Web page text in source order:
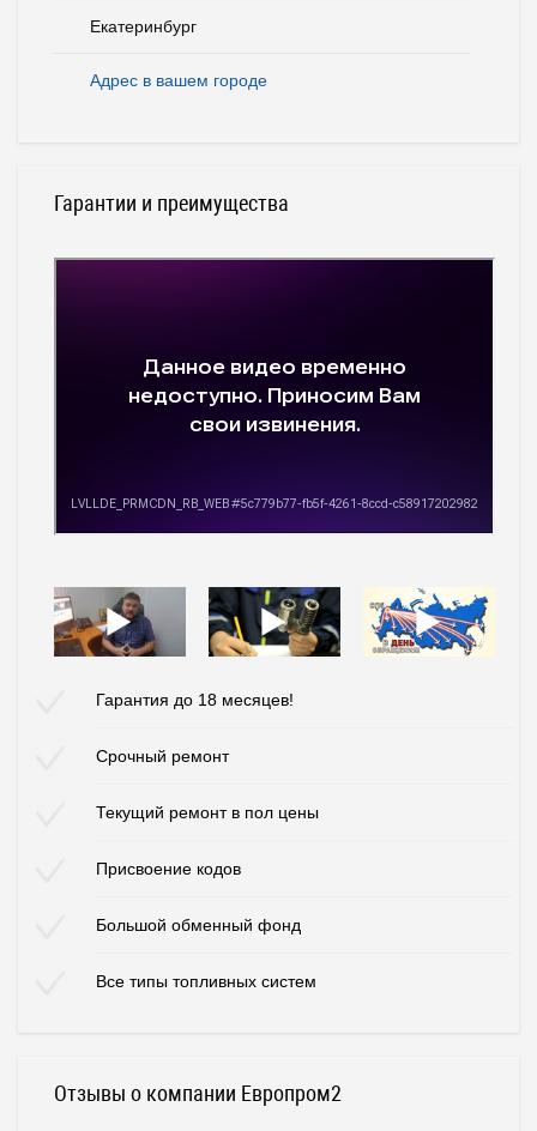
Екатеринбург
Адрес в вашем городе
Гарантии и преимущества
Гарантия до 18 месяцев!
Срочный ремонт
Текущий ремонт в пол цены
Присвоение кодов
Большой обменный фонд
Все типы топливных систем
Отзывы о компании Европром2